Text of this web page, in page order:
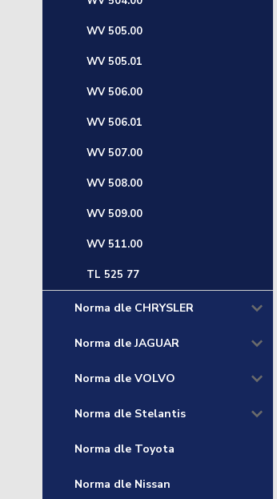
WV 505.00
WV 505.01
WV 506.00
WV 506.01
WV 507.00
WV 508.00
WV 509.00
WV 511.00
TL 525 77
Norma dle CHRYSLER
Norma dle JAGUAR
Norma dle VOLVO
Norma dle Stelantis
Norma dle Toyota
Norma dle Nissan